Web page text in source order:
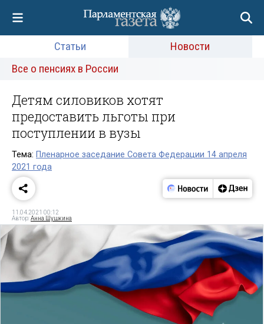
Статьи
Новости
Все о пенсиях в России
Детям силовиков хотят
предоставить льготы при
поступлении в вузы
Тема: Пленарное заседание Совета Федерации 14 апреля
2021 года
11.04.2021 00:12
Автор:Анна Шушкина